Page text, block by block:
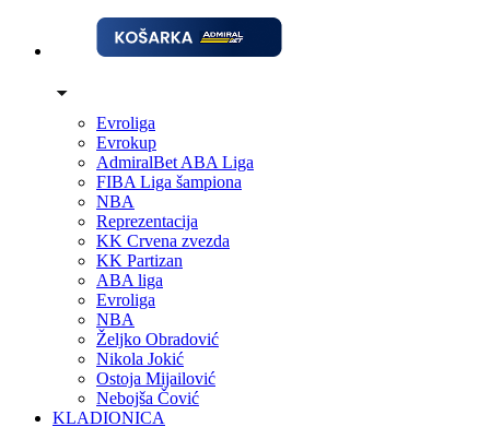
Evroliga
Evrokup
AdmiralBet ABA Liga
FIBA Liga šampiona
NBA
Reprezentacija
KK Crvena zvezda
KK Partizan
ABA liga
Evroliga
NBA
Željko Obradović
Nikola Jokić
Ostoja Mijailović
Nebojša Čović
KLADIONICA